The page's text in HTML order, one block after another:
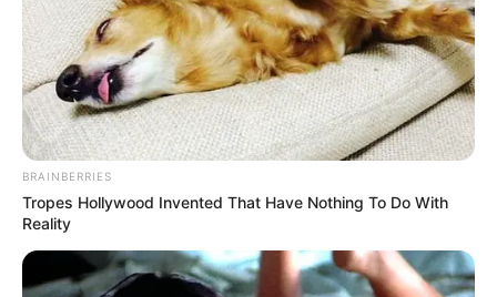
BRAINBERRIES
Tropes Hollywood Invented That Have Nothing To Do With
Reality